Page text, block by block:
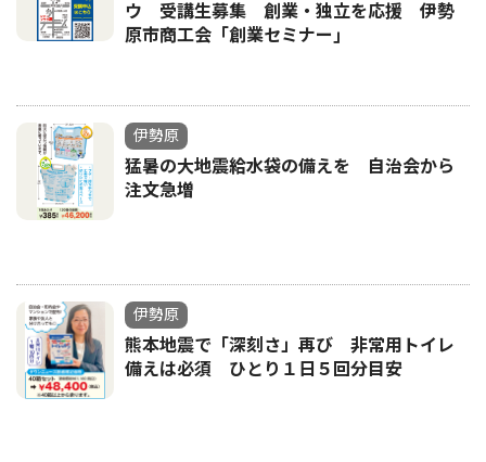
ウ 受講生募集 創業・独立を応援 伊勢
原市商工会「創業セミナー｣
伊勢原
猛暑の大地震給水袋の備えを 自治会から
注文急増
伊勢原
熊本地震で「深刻さ」再び 非常用トイレ
備えは必須 ひとり１日５回分目安